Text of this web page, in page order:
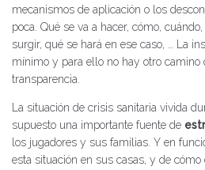
mecanismos de aplicación o los
poca. Qué se va a hacer, cómo,
surgir, qué se hará en ese caso, … La
mínimo y para ello no hay otro
transparencia.
La situación de crisis sanitaria vivida
supuesto una importante fuente de
los jugadores y sus familias. Y en
esta situación en sus casas, y de